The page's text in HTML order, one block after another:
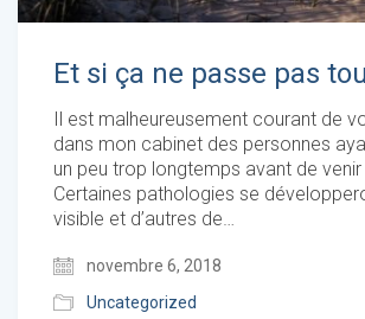
Et si ça ne passe pas
Il est malheureusement courant de
dans mon cabinet des personnes
un peu trop longtemps avant de
Certaines pathologies se
visible et d’autres de…
novembre 6, 2018
Uncategorized